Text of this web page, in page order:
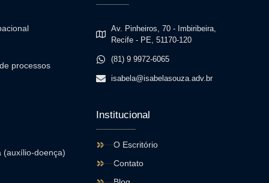
processos
(auxílio-doença)
Av. Pinheiros, 70 - Imbiribeira,
Recife - PE, 51170-120
(81) 9 9972-6065
isabela@isabelasouza.adv.br
Institucional
O Escritório
Contato